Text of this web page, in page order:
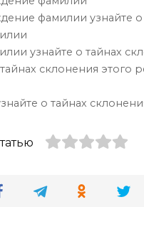
фамилии узнайте
узнайте о тайнах
склонения этого
о тайнах